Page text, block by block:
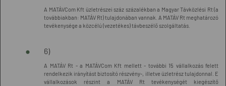
A MATÁVCom Kft üzletrészei száz százalékban a Magyar Távközlési Rt (a
továbbiakban: MATÁV Rt) tulajdonában vannak. A MATÁV Rt meghatározó
tevékenysége a közcélú (vezetékes) távbeszélő szolgáltatás.
6)
A MATÁV Rt - a MATÁVCom Kft mellett - további 15 vállalkozás felett
rendelkezik irányítást biztosító részvény-, illetve üzletrész tulajdonnal. E
vállalkozások részint a MATÁV Rt tevékenységét kiegészítő